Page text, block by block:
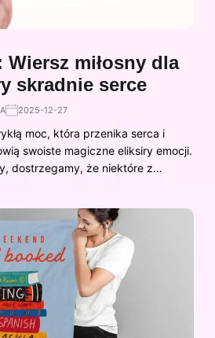
Wiersz miłosny dla
skradnie serce
2025-12-27
moc, która przenika serca i
swoiste magiczne eliksiry emocji.
dostrzegamy, że niektóre z…